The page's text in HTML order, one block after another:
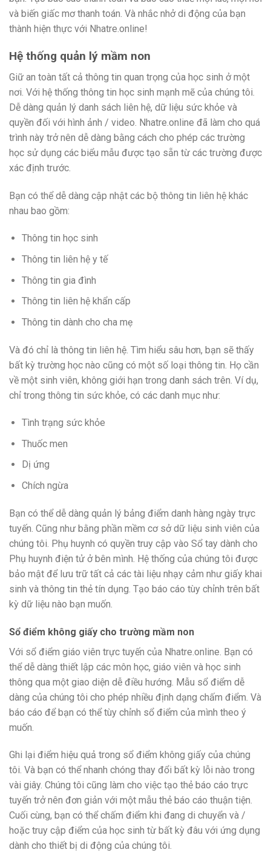
và biến giấc mơ thanh toán. Và nhắc nhở di động của bạn
thành hiện thực với Nhatre.online!
Hệ thống quản lý mầm non
Giữ an toàn tất cả thông tin quan trọng của học sinh ở một
nơi. Với hệ thống thông tin học sinh mạnh mẽ của chúng tôi.
Dễ dàng quản lý danh sách liên hệ, dữ liệu sức khỏe và
quyền đối với hình ảnh / video. Nhatre.online đã làm cho quá
trình này trở nên dễ dàng bằng cách cho phép các trường
học sử dụng các biểu mẫu được tạo sẵn từ các trường được
xác định trước.
Bạn có thể dễ dàng cập nhật các bộ thông tin liên hệ khác
nhau bao gồm:
Thông tin học sinh
Thông tin liên hệ y tế
Thông tin gia đình
Thông tin liên hệ khẩn cấp
Thông tin dành cho cha mẹ
Và đó chỉ là thông tin liên hệ. Tìm hiểu sâu hơn, bạn sẽ thấy
bất kỳ trường học nào cũng có một số loại thông tin. Họ cần
về một sinh viên, không giới hạn trong danh sách trên. Ví dụ,
chỉ trong thông tin sức khỏe, có các danh mục như:
Tình trạng sức khỏe
Thuốc men
Dị ứng
Chích ngừa
Bạn có thể dễ dàng quản lý bảng điểm danh hàng ngày trực
tuyến. Cũng như bằng phần mềm cơ sở dữ liệu sinh viên của
chúng tôi. Phụ huynh có quyền truy cập vào Sổ tay dành cho
Phụ huynh điện tử ở bên mình. Hệ thống của chúng tôi được
bảo mật để lưu trữ tất cả các tài liệu nhạy cảm như giấy khai
sinh và thông tin thẻ tín dụng. Tạo báo cáo tùy chỉnh trên bất
kỳ dữ liệu nào bạn muốn.
Sổ điểm không giấy cho trường mầm non
Với sổ điểm giáo viên trực tuyến của Nhatre.online. Bạn có
thể dễ dàng thiết lập các môn học, giáo viên và học sinh
thông qua một giao diện dễ điều hướng. Mẫu sổ điểm dễ
dàng của chúng tôi cho phép nhiều định dạng chấm điểm. Và
báo cáo để bạn có thể tùy chỉnh sổ điểm của mình theo ý
muốn.
Ghi lại điểm hiệu quả trong sổ điểm không giấy của chúng
tôi. Và bạn có thể nhanh chóng thay đổi bất kỳ lỗi nào trong
vài giây. Chúng tôi cũng làm cho việc tạo thẻ báo cáo trực
tuyến trở nên đơn giản với một mẫu thẻ báo cáo thuận tiện.
Cuối cùng, bạn có thể chấm điểm khi đang di chuyển và /
hoặc truy cập điểm của học sinh từ bất kỳ đâu với ứng dụng
dành cho thiết bị di động của chúng tôi.